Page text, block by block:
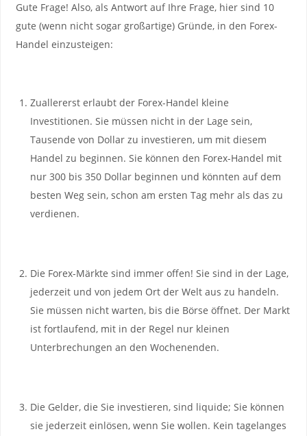
Gute Frage! Also, als Antwort auf Ihre Frage, hier sind 10
gute (wenn nicht sogar großartige) Gründe, in den Forex-
Handel einzusteigen:
Zuallererst erlaubt der Forex-Handel kleine
Investitionen. Sie müssen nicht in der Lage sein,
Tausende von Dollar zu investieren, um mit diesem
Handel zu beginnen. Sie können den Forex-Handel mit
nur 300 bis 350 Dollar beginnen und könnten auf dem
besten Weg sein, schon am ersten Tag mehr als das zu
verdienen.
Die Forex-Märkte sind immer offen! Sie sind in der Lage,
jederzeit und von jedem Ort der Welt aus zu handeln.
Sie müssen nicht warten, bis die Börse öffnet. Der Markt
ist fortlaufend, mit in der Regel nur kleinen
Unterbrechungen an den Wochenenden.
Die Gelder, die Sie investieren, sind liquide; Sie können
sie jederzeit einlösen, wenn Sie wollen. Kein tagelanges